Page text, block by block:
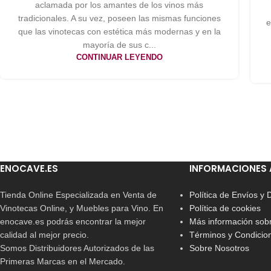
aclamada por los amantes de los vinos más
tradicionales. A su vez, poseen las mismas funciones
que las vinotecas con estética más modernas y en la
mayoría de sus c...
CONTINUAR LEYENDO
ENOCAVE.ES
Tienda Online Especializada en Venta de
Vinotecas Online, y Muebles para Vino. En
enocave.es podrás encontrar la mejor
calidad al mejor precio.
Somos Distribuidores Autorizados de las
Primeras Marcas en el Mercado.
INFORMACIONES
Política de Envíos y
Política de cookies
Más información
Términos y
Sobre Nosotros